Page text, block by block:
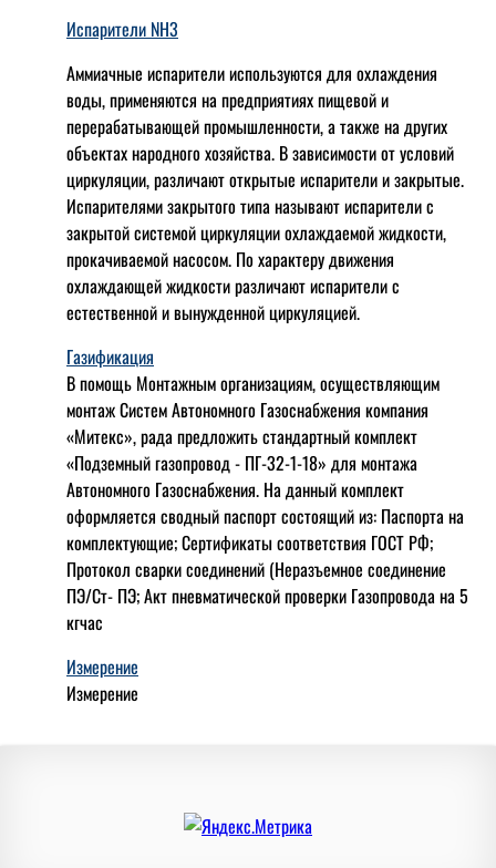
Испарители NH3
Аммиачные испарители используются для охлаждения
воды, применяются на предприятиях пищевой и
перерабатывающей промышленности, а также на других
объектах народного хозяйства. В зависимости от условий
циркуляции, различают открытые испарители и закрытые.
Испарителями закрытого типа называют испарители с
закрытой системой циркуляции охлаждаемой жидкости,
прокачиваемой насосом. По характеру движения
охлаждающей жидкости различают испарители с
естественной и вынужденной циркуляцией.
Газификация
В помощь Монтажным организациям, осуществляющим
монтаж Систем Автономного Газоснабжения компания
«Митекс», рада предложить стандартный комплект
«Подземный газопровод - ПГ-32-1-18» для монтажа
Автономного Газоснабжения. На данный комплект
оформляется сводный паспорт состоящий из: Паспорта на
комплектующие;Сертификаты соответствия ГОСТ РФ;
Протокол сварки соединений (Неразъемное соединение
ПЭ/Ст- ПЭ;Акт пневматической проверки Газопровода на 5
кгчас
Измерение
Измерение